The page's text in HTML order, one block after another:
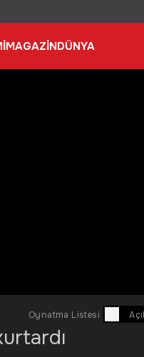
MAGAZİNDÜNYA
Oynatma Listesi